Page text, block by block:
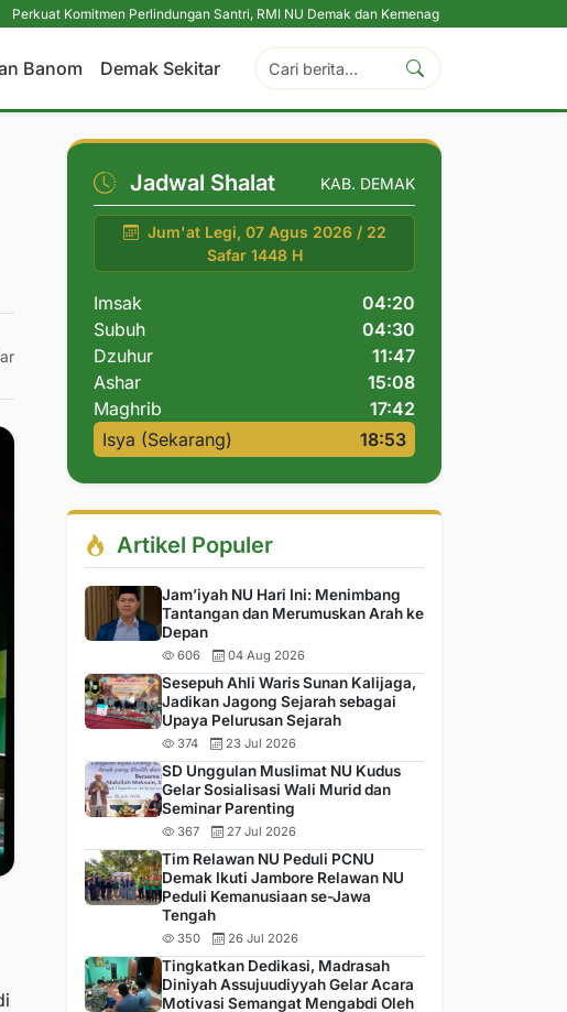
Komitmen Perlindungan Santri, RMI NU Demak dan Kemenag Konsolidasikan Pengasuh
Banom Demak Sekitar
Jadwal Shalat KAB. DEMAK
Jum'at Legi, 07 Agus 2026 / 22
Safar 1448 H
Imsak
04:20
Subuh
04:30
Dzuhur
11:47
Ashar
15:08
Maghrib
17:42
Isya (Sekarang)
18:53
Artikel Populer
Jam’iyah NU Hari Ini: Menimbang
Tantangan dan Merumuskan Arah ke
Depan
606 04 Aug 2026
Sesepuh Ahli Waris Sunan Kalijaga,
Jadikan Jagong Sejarah sebagai
Upaya Pelurusan Sejarah
374 23 Jul 2026
SD Unggulan Muslimat NU Kudus
Gelar Sosialisasi Wali Murid dan
Seminar Parenting
367 27 Jul 2026
Tim Relawan NU Peduli PCNU
Demak Ikuti Jambore Relawan NU
Peduli Kemanusiaan se-Jawa
Tengah
350 26 Jul 2026
Tingkatkan Dedikasi, Madrasah
Diniyah Assujuudiyyah Gelar Acara
Motivasi Semangat Mengabdi Oleh